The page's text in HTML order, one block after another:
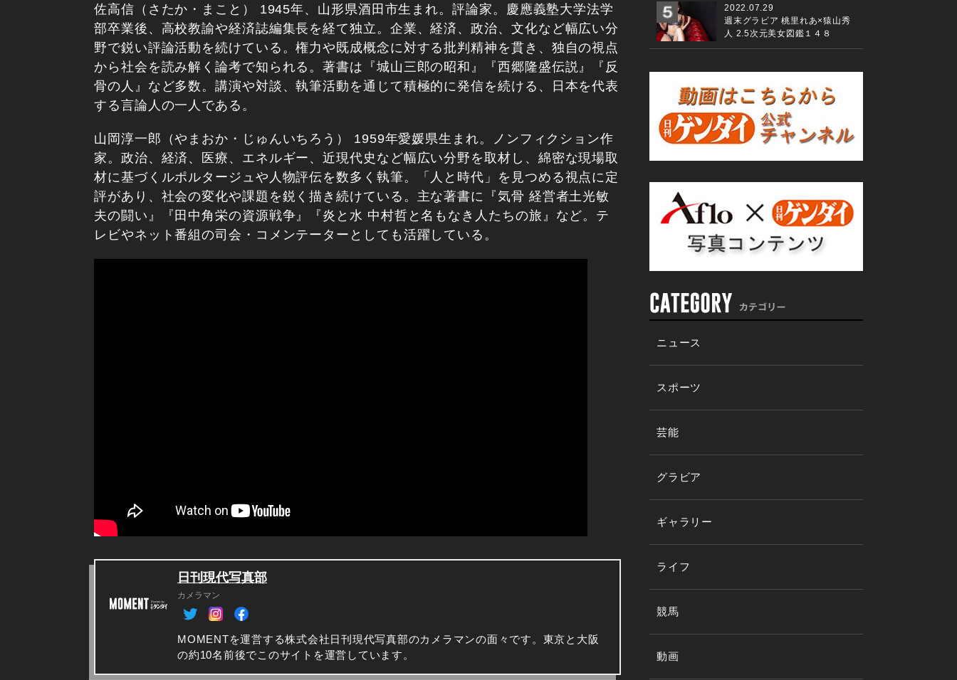
佐高信（さたか・まこと） 1945年、山形県酒田市生まれ。評論家。慶應義塾大学法学
部卒業後、高校教諭や経済誌編集長を経て独立。企業、経済、政治、文化など幅広い分
野で鋭い評論活動を続けている。権力や既成概念に対する批判精神を貫き、独自の視点
から社会を読み解く論考で知られる。著書は『城山三郎の昭和』『西郷隆盛伝説』『反
骨の人』など多数。講演や対談、執筆活動を通じて積極的に発信を続ける、日本を代表
する言論人の一人である。
山岡淳一郎（やまおか・じゅんいちろう） 1959年愛媛県生まれ。ノンフィクション作
家。政治、経済、医療、エネルギー、近現代史など幅広い分野を取材し、綿密な現場取
材に基づくルポルタージュや人物評伝を数多く執筆。「人と時代」を見つめる視点に定
評があり、社会の変化や課題を鋭く描き続けている。主な著書に『気骨 経営者土光敏
夫の闘い』『田中角栄の資源戦争』『炎と水 中村哲と名もなき人たちの旅』など。テ
レビやネット番組の司会・コメンテーターとしても活躍している。
日刊現代写真部
カメラマン
MOMENTを運営する株式会社日刊現代写真部のカメラマンの面々です。東京と大阪
の約10名前後でこのサイトを運営しています。
2022.07.29
週末グラビア 桃里れあ×猿山秀
人 2.5次元美女図鑑１４８
ニュース
スポーツ
芸能
グラビア
ギャラリー
ライフ
競馬
動画